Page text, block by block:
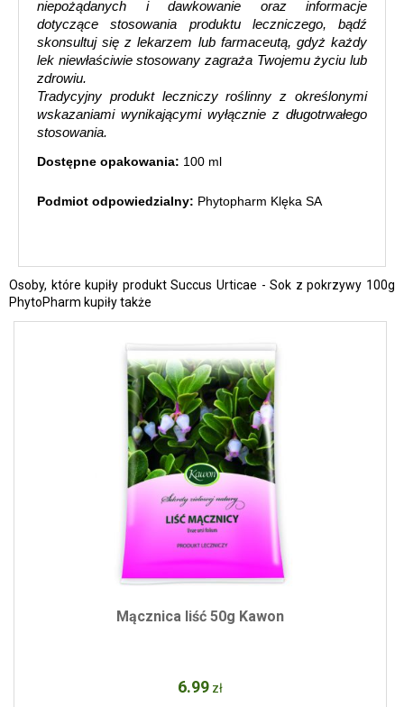
niepożądanych i dawkowanie oraz informacje
dotyczące stosowania produktu leczniczego, bądź
skonsultuj się z lekarzem lub farmaceutą, gdyż każdy
lek niewłaściwie stosowany zagraża Twojemu życiu lub
zdrowiu.
Tradycyjny produkt leczniczy roślinny z określonymi
wskazaniami wynikającymi wyłącznie z długotrwałego
stosowania.
Dostępne opakowania: 100 ml
Podmiot odpowiedzialny: Phytopharm Klęka SA
Osoby, które kupiły produkt Succus Urticae - Sok z pokrzywy 100g
PhytoPharm kupiły także
Mącznica liść 50g Kawon
6.99 zł